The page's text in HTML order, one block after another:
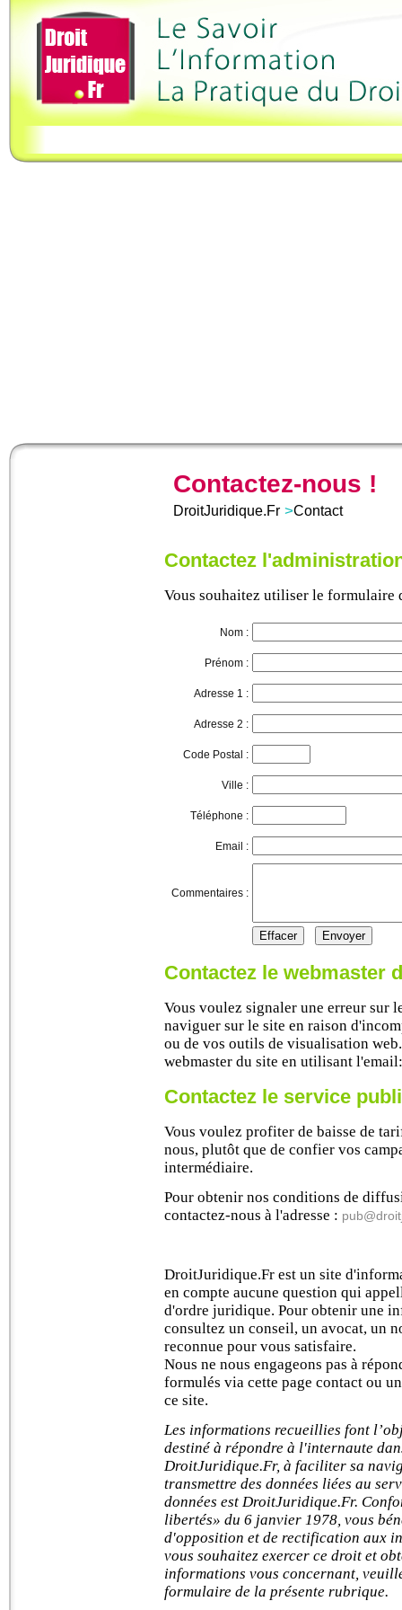
Contactez-nous !
DroitJuridique.Fr >Contact
Contactez
Vous souhaitez utiliser le formulaire
Nom :
Prénom :
Adresse 1 :
Adresse 2 :
Code Postal :
Ville :
Téléphone :
Email :
Commentaires :
Contactez le webmaster
Vous voulez signaler une erreur sur
naviguer sur le site en raison
ou de vos outils de visualisation
webmaster du site en utilisant
Contactez le service
Vous voulez profiter de baisse de
nous, plutôt que de confier vos
intermédiaire.
Pour obtenir nos conditions de
contactez-nous à l'adresse :
DroitJuridique.Fr est un site
en compte aucune question qui
d'ordre juridique. Pour obtenir une
consultez un conseil, un avocat, un
reconnue pour vous satisfaire.
Nous ne nous engageons pas à
formulés via cette page contact ou
ce site.
Les informations recueillies font
destiné à répondre à l'internaute
DroitJuridique.Fr, à faciliter sa
transmettre des données liées au
données est DroitJuridique.Fr.
libertés» du 6 janvier 1978, vous
d'opposition et de rectification aux
vous souhaitez exercer ce droit et
informations vous concernant,
formulaire de la présente rubrique.